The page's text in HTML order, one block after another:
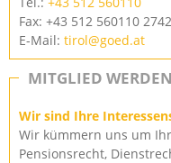
Fax: +43 512 560110
E-Mail: tirol@goed.at
Wir sind Ihre
Wir kümmern uns um
Pensionsrecht,
MITGLIED WERDEN